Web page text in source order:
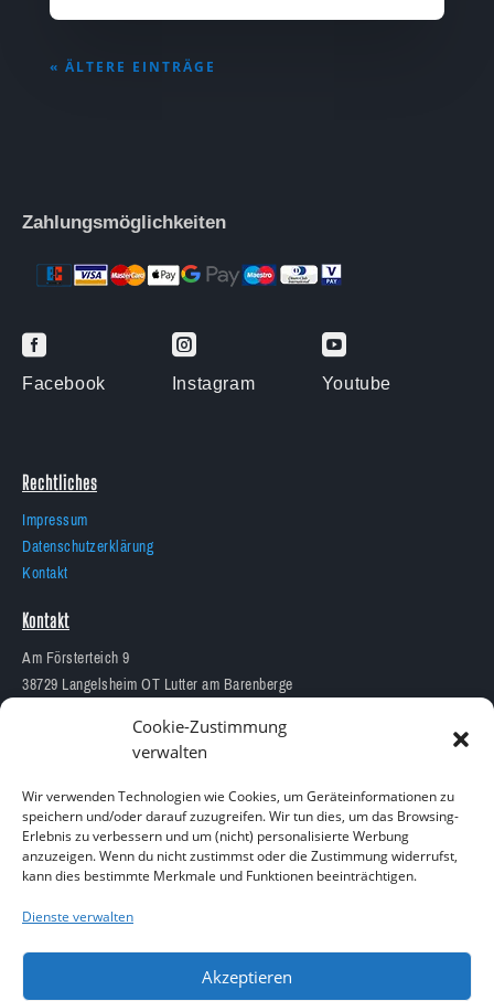
Cookie-Zustimmung
verwalten
Wir verwenden Technologien wie Cookies, um Geräteinformationen zu
speichern und/oder darauf zuzugreifen. Wir tun dies, um das Browsing-
Erlebnis zu verbessern und um (nicht) personalisierte Werbung
anzuzeigen. Wenn du nicht zustimmst oder die Zustimmung widerrufst,
kann dies bestimmte Merkmale und Funktionen beeinträchtigen.
Dienste verwalten
Akzeptieren
« ÄLTERE EINTRÄGE
Zahlungsmöglichkeiten

Facebook

Instagram

Youtube
Rechtliches
Impressum
Datenschutzerklärung
Kontakt
Kontakt
Am Försterteich 9
38729 Langelsheim OT Lutter am Barenberge
info@aquarium-lutter.de
Copyright 2023 – Alle Rechte vorbehalten